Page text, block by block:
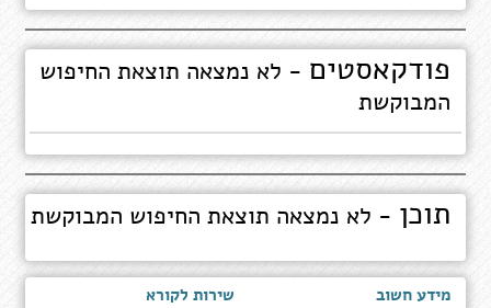
פודקאסטים - לא נמצאה תוצאת החיפוש
המבוקשת
תוכן - לא נמצאה תוצאת החיפוש המבוקשת
מידע חשוב שירות לקורא